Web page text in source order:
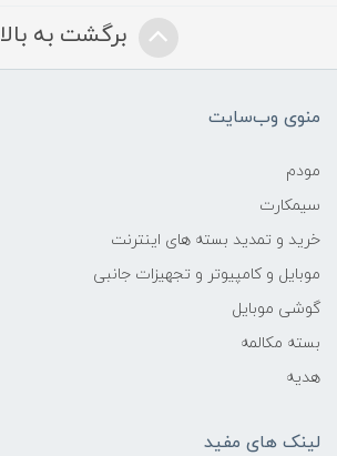
برگشت به بالا
منوی وب‌سایت
مودم
سیمکارت
خرید و تمدید بسته های اینترنت
موبایل و کامپیوتر و تجهیزات جانبی
گوشی موبایل
بسته مکالمه
هدیه
لینک های مفید